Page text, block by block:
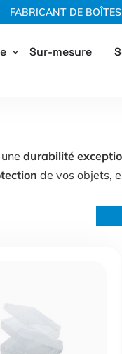
FABRICANT DE
Sur-mesure
durabilité
de vos objets,